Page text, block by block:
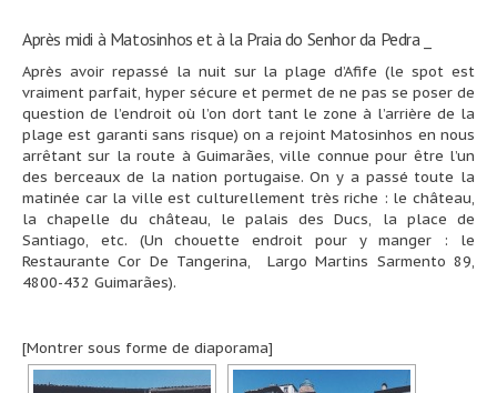
Après midi à Matosinhos et à la Praia do Senhor da Pedra _
Après avoir repassé la nuit sur la plage d’Afife (le spot est
vraiment parfait, hyper sécure et permet de ne pas se poser de
question de l’endroit où l’on dort tant le zone à l’arrière de la
plage est garanti sans risque) on a rejoint Matosinhos en nous
arrêtant sur la route à Guimarães, ville connue pour être l’un
des berceaux de la nation portugaise. On y a passé toute la
matinée car la ville est culturellement très riche : le château,
la chapelle du château, le palais des Ducs, la place de
Santiago, etc. (Un chouette endroit pour y manger : le
Restaurante Cor De Tangerina, Largo Martins Sarmento 89,
4800-432 Guimarães).
[Montrer sous forme de diaporama]